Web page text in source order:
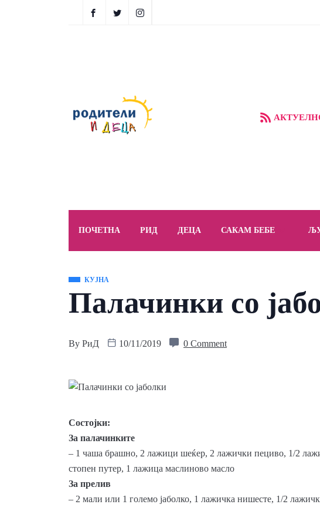
ПОЧЕТНА РИД ДЕЦА САКАМ БЕБЕ
КУЈНА
Палачинки со
By РиД 10/11/2019 0 Comment
Состојки:
За палачинките
– 1 чаша брашно, 2 лажици шеќер, 2 лажички пециво, 1/2
стопен путер, 1 лажица маслиново масло
За прелив
– 2 мали или 1 големо јаболко, 1 лажичка нишесте, 1/2